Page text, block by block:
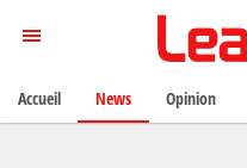
Accueil News Opinion